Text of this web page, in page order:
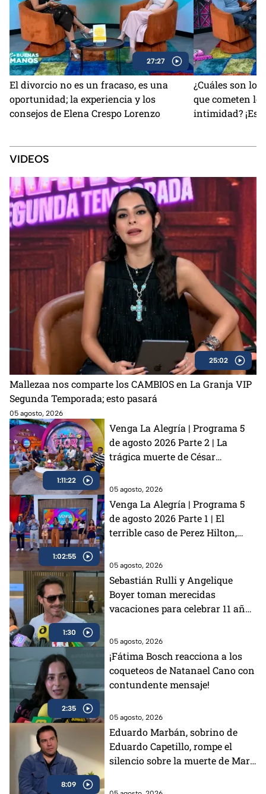
27:27
El divorcio no es un fracaso, es una
oportunidad; la experiencia y los
consejos de Elena Crespo Lorenzo
¿Cuáles son
que cometen
intimidad?
VIDEOS
25:02
Mallezaa nos comparte los CAMBIOS en La Granja VIP
Segunda Temporada; esto pasará
05 agosto, 2026
1:11:22
Venga La Alegría | Programa 5
de agosto 2026 Parte 2 | La
trágica muerte de César
Palabras y los primeros detalles
de La Granja VIP 2
05 agosto, 2026
1:02:55
Venga La Alegría | Programa 5
de agosto 2026 Parte 1 | El
terrible caso de Perez Hilton,
a Kunno? y la visita de Charlie
Zaa
05 agosto, 2026
1:30
Sebastián Rulli y Angelique
Boyer toman merecidas
vacaciones para celebrar 11 años
mejor”
05 agosto, 2026
2:35
¡Fátima Bosch reacciona a los
coqueteos de Natanael Cano con
contundente mensaje!
05 agosto, 2026
8:09
Eduardo Marbán, sobrino de
Eduardo Capetillo, rompe el
silencio sobre la muerte de Mary
inconsistencias”